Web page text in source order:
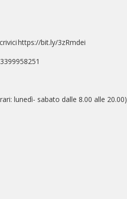
https://bit.ly/3zRmdei
lunedì- sabato dalle 8.00 alle 20.00)